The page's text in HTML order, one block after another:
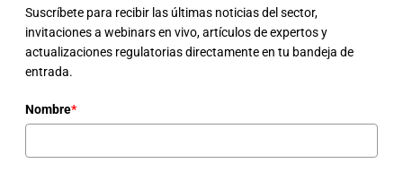
Suscríbete para recibir las últimas noticias del sector,
invitaciones a webinars en vivo, artículos de expertos y
actualizaciones regulatorias directamente en tu bandeja de
entrada.
Nombre*